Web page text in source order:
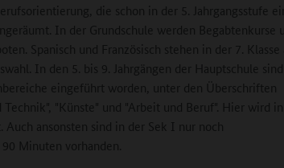
die schon in der 5. Jahrgangsstufe
In der Grundschule werden Begabtenkurse
Spanisch und Französisch stehen in der 7. Klasse
In den 5. bis 9. Jahrgängen der Hauptschule sind
eingeführt worden, unter den Überschriften
Technik", "Künste" und "Arbeit und Beruf". Hier wird
ansonsten sind in der Sek I nur noch
Minuten vorhanden.